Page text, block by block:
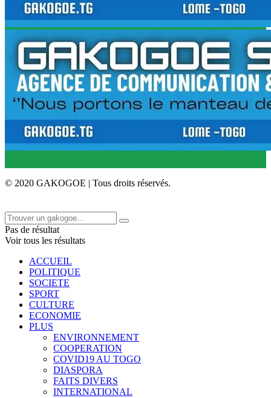
© 2020 GAKOGOE | Tous droits réservés.
Pas de résultat
Voir tous les résultats
ACCUEIL
POLITIQUE
SOCIETE
SPORT
CULTURE
ECONOMIE
PLUS
ENVIRONNEMENT
COOPERATION
COVID19 AU TOGO
DIASPORA
FAITS DIVERS
INTERNATIONAL